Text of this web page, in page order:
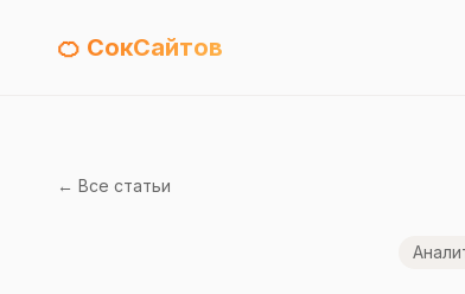
🍊 СокСайтов
← Все статьи